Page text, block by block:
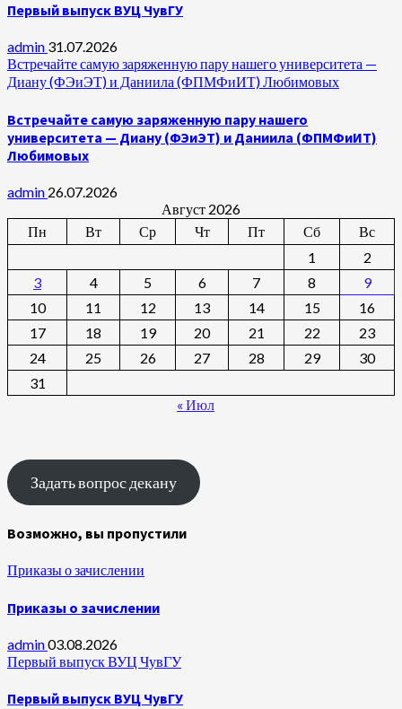
Первый выпуск ВУЦ ЧувГУ
admin 31.07.2026
Встречайте самую заряженную пару нашего университета —
Диану (ФЭиЭТ) и Даниила (ФПМФиИТ) Любимовых
Встречайте самую заряженную пару нашего
университета — Диану (ФЭиЭТ) и Даниила (ФПМФиИТ)
Любимовых
admin 26.07.2026
Август 2026
Пн
Вт Ср Чт Пт Сб
Вс
1
2
3
4 5 6 7 8
9
10
11 12 13 14 15
16
17
18 19 20 21 22
23
24
25 26 27 28 29
30
31
« Июл
Задать вопрос декану
Возможно, вы пропустили
Приказы о зачислении
Приказы о зачислении
admin03.08.2026
Первый выпуск ВУЦ ЧувГУ
Первый выпуск ВУЦ ЧувГУ